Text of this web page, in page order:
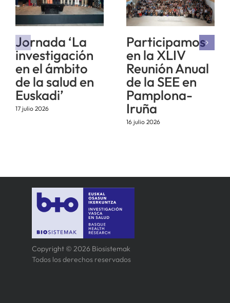
Jornada ‘La
investigación
en el ámbito
de la salud en
Euskadi’
17 julio 2026
Participamos
en la XLIV
Reunión Anual
de la SEE en
Pamplona-
Iruña
16 julio 2026
Copyright © 2026 Biosistemak
Todos los derechos reservados